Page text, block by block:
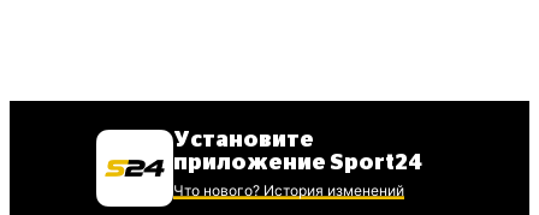
Установите
приложение Sport24
Что нового? История изменений